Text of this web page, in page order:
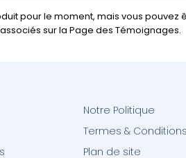
pour le moment, mais vous
sur la Page des Témoignages.
Notre Politique
Termes & Conditions
Plan de site